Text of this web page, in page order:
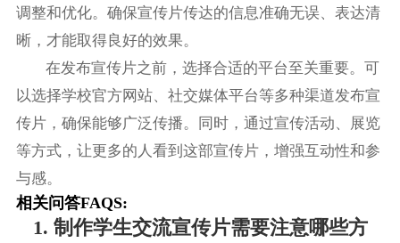
调整和优化。确保宣传片传达的信息准确无误、表达清
晰，才能取得良好的效果。
在发布宣传片之前，选择合适的平台至关重要。可
以选择学校官方网站、社交媒体平台等多种渠道发布宣
传片，确保能够广泛传播。同时，通过宣传活动、展览
等方式，让更多的人看到这部宣传片，增强互动性和参
与感。
相关问答FAQS:
1. 制作学生交流宣传片需要注意哪些方